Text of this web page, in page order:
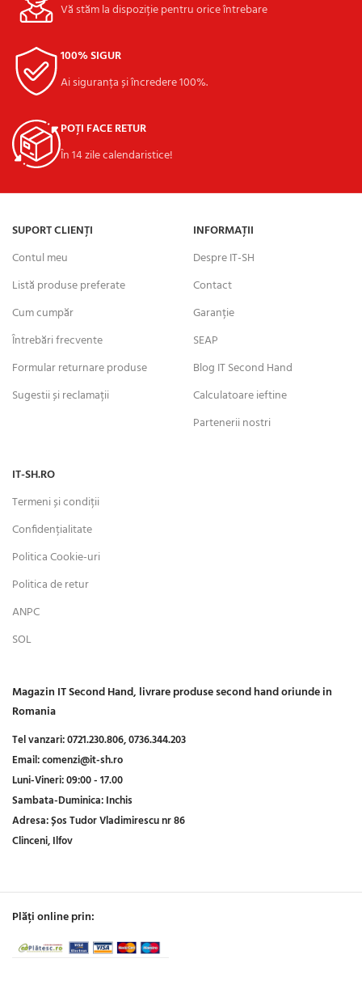
Vă stăm la dispoziție pentru orice întrebare
100% SIGUR
Ai siguranța și încredere 100%.
POȚI FACE RETUR
În 14 zile calendaristice!
SUPORT CLIENȚI
Contul meu
Listă produse preferate
Cum cumpăr
Întrebări frecvente
Formular returnare produse
Sugestii și reclamații
INFORMAȚII
Despre IT-SH
Contact
Garanție
SEAP
Blog IT Second Hand
Calculatoare ieftine
Partenerii nostri
IT-SH.RO
Termeni și condiții
Confidențialitate
Politica Cookie-uri
Politica de retur
ANPC
SOL
Magazin IT Second Hand, livrare produse second hand oriunde in
Romania
Tel vanzari:0721.230.806,0736.344.203
Email:comenzi@it-sh.ro
Luni-Vineri:09:00 - 17.00
Sambata-Duminica:Inchis
Adresa:Șos Tudor Vladimirescu nr 86
Clinceni, Ilfov
Plăți online prin: